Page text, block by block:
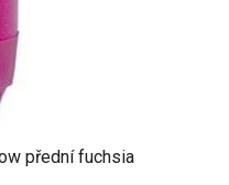
přední fuchsia